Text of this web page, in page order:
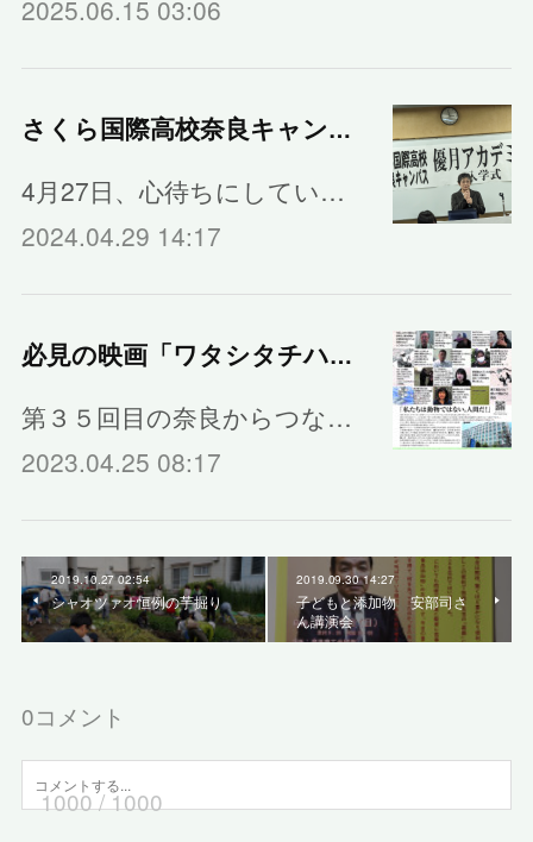
2025.06.15 03:06
さくら国際高校奈良キャンパスの入学式
4月27日、心待ちにしてい…
2024.04.29 14:17
必見の映画「ワタシタチハニンゲンダ」
第３５回目の奈良からつな…
2023.04.25 08:17
2019.10.27 02:54
シャオツァオ恒例の芋掘り
2019.09.30 14:27
子どもと添加物 安部司さ
ん講演会
0コメント
1000/ 1000